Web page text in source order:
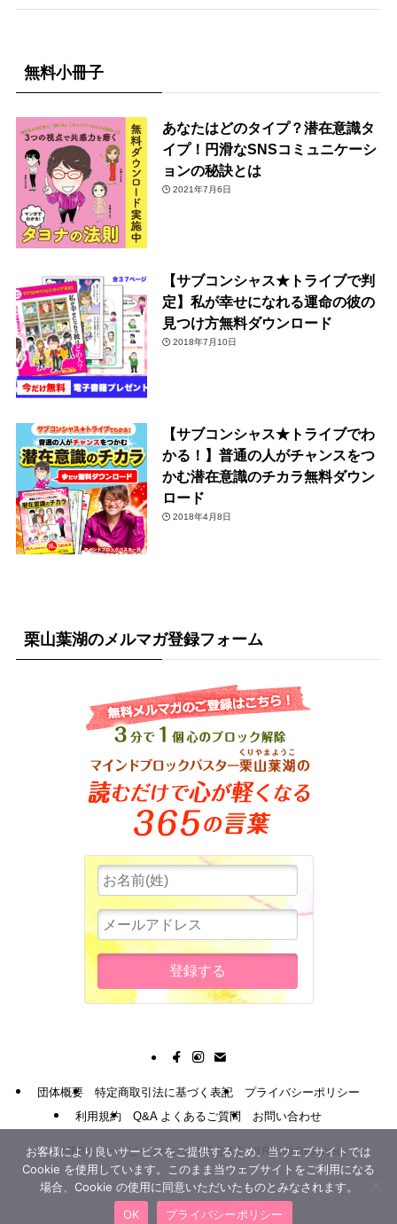
無料小冊子
あなたはどのタイプ？潜在意識タ
イプ！円滑なSNSコミュニケーシ
ョンの秘訣とは
2021年7月6日
【サブコンシャス★トライブで判
定】私が幸せになれる運命の彼の
見つけ方無料ダウンロード
2018年7月10日
【サブコンシャス★トライブでわ
かる！】普通の人がチャンスをつ
かむ潜在意識のチカラ無料ダウン
ロード
2018年4月8日
栗山葉湖のメルマガ登録フォーム
団体概要 特定商取引法に基づく表記
プライバシーポリシー
利用規約
Q&A よくあるご質問 お問い合わせ
©MBBスリー・ピースビジネス通信講座 All Rights Reserved.
お客様により良いサービスをご提供するため、当ウェブサイトでは
Cookie を使用しています。このまま当ウェブサイトをご利用になる
場合、Cookie の使用に同意いただいたものとみなされます。
OK
プライバシーポリシー